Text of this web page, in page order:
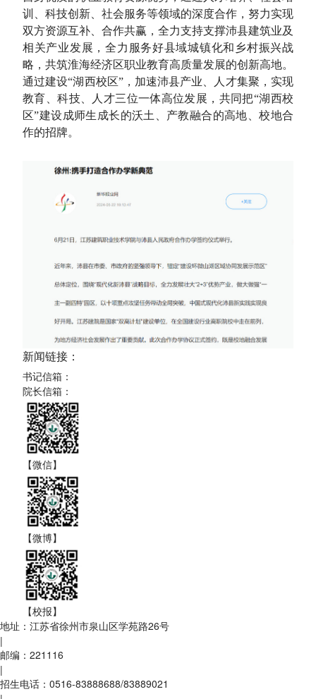
训、科技创新、社会服务等领域的深度合作，努力实现
双方资源互补、合作共赢，全力支持支撑沛县建筑业及
相关产业发展，全力服务好县域城镇化和乡村振兴战
略，共筑淮海经济区职业教育高质量发展的创新高地。
通过建设“湖西校区”，加速沛县产业、人才集聚，实现
教育、科技、人才三位一体高位发展，共同把“湖西校
区”建设成师生成长的沃土、产教融合的高地、校地合
作的招牌。
新闻链接：
书记信箱：
院长信箱：
【微信】
【微博】
【校报】
地址：江苏省徐州市泉山区学苑路26号
|
邮编：221116
|
招生电话：0516-83888688/83889021